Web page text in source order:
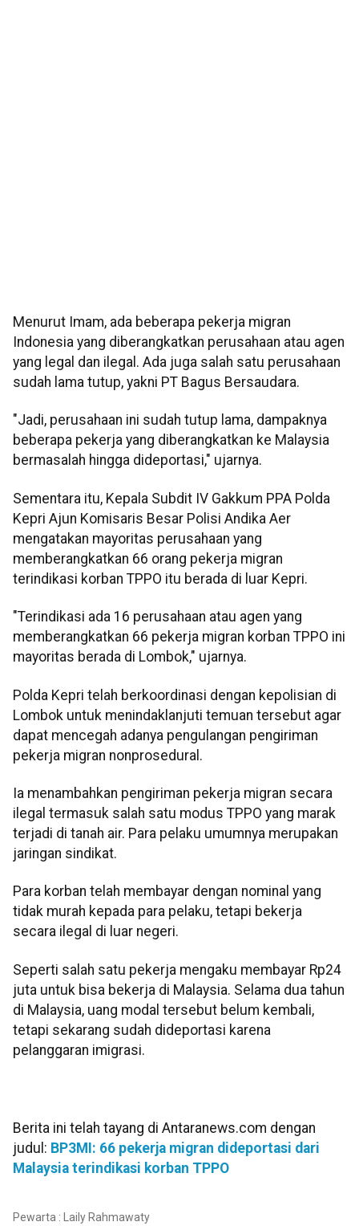
Menurut Imam, ada beberapa pekerja migran
Indonesia yang diberangkatkan perusahaan atau agen
yang legal dan ilegal. Ada juga salah satu perusahaan
sudah lama tutup, yakni PT Bagus Bersaudara.
"Jadi, perusahaan ini sudah tutup lama, dampaknya
beberapa pekerja yang diberangkatkan ke Malaysia
bermasalah hingga dideportasi," ujarnya.
Sementara itu, Kepala Subdit IV Gakkum PPA Polda
Kepri Ajun Komisaris Besar Polisi Andika Aer
mengatakan mayoritas perusahaan yang
memberangkatkan 66 orang pekerja migran
terindikasi korban TPPO itu berada di luar Kepri.
"Terindikasi ada 16 perusahaan atau agen yang
memberangkatkan 66 pekerja migran korban TPPO ini
mayoritas berada di Lombok," ujarnya.
Polda Kepri telah berkoordinasi dengan kepolisian di
Lombok untuk menindaklanjuti temuan tersebut agar
dapat mencegah adanya pengulangan pengiriman
pekerja migran nonprosedural.
Ia menambahkan pengiriman pekerja migran secara
ilegal termasuk salah satu modus TPPO yang marak
terjadi di tanah air. Para pelaku umumnya merupakan
jaringan sindikat.
Para korban telah membayar dengan nominal yang
tidak murah kepada para pelaku, tetapi bekerja
secara ilegal di luar negeri.
Seperti salah satu pekerja mengaku membayar Rp24
juta untuk bisa bekerja di Malaysia. Selama dua tahun
di Malaysia, uang modal tersebut belum kembali,
tetapi sekarang sudah dideportasi karena
pelanggaran imigrasi.
Berita ini telah tayang di Antaranews.com dengan
judul: BP3MI: 66 pekerja migran dideportasi dari
Malaysia terindikasi korban TPPO
Pewarta : Laily Rahmawaty